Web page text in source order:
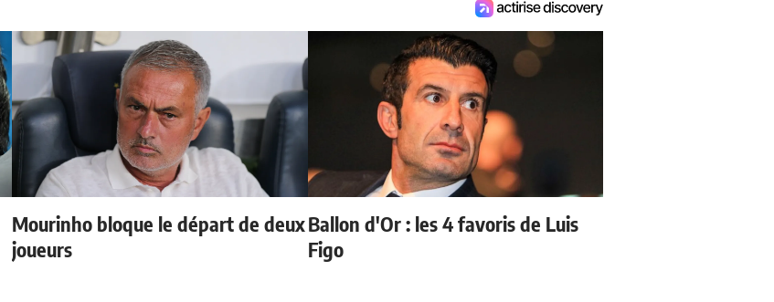
Mourinho bloque le départ de deux
joueurs
Ballon d'Or : les 4 favoris de Luis
Figo